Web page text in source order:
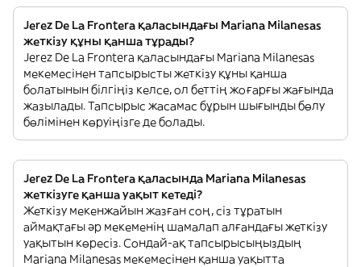
Jerez De La Frontera қаласындағы Mariana Milanesas
жеткізу құны қанша тұрады?
Jerez De La Frontera қаласындағы Mariana Milanesas
мекемесінен тапсырысты жеткізу құны қанша
болатынын білгіңіз келсе, ол беттің жоғарғы жағында
жазылады. Тапсырыс жасамас бұрын шығынды бөлу
бөлімінен көруіңізге де болады.
Jerez De La Frontera қаласында Mariana Milanesas
жеткізуге қанша уақыт кетеді?
Жеткізу мекенжайын жазған соң, сіз тұратын
аймақтағы әр мекеменің шамалап алғандағы жеткізу
уақытын көресіз. Сондай-ақ тапсырысыңыздың
Mariana Milanesas мекемесінен қанша уақытта